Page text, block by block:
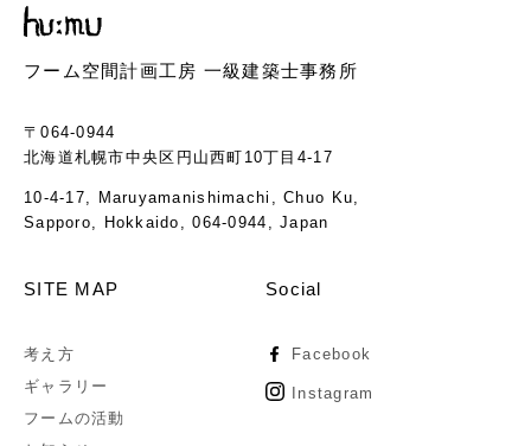
フーム空間計画工房 一級建築士事務所
〒064-0944
北海道札幌市中央区円山西町10丁目4-17
10-4-17, Maruyamanishimachi, Chuo Ku,
Sapporo, Hokkaido, 064-0944, Japan
SITE MAP
考え方
ギャラリー
フームの活動
Social
Facebook
Instagram